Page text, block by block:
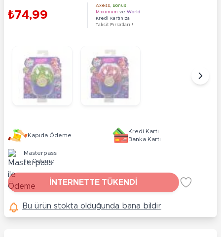
₺74,99
Axess Bonus
Maximum ve World
Kredi Kartınıza
Taksit Fırsatları !
Kapıda Ödeme
Kredi Kartı
Banka Kartı
Masterpass
ile Ödeme
İNTERNETTE TÜKENDİ
Bu ürün stokta olduğunda bana bildir